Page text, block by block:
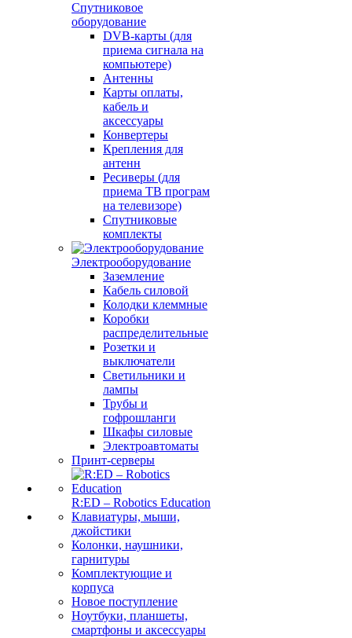
Спутниковое
оборудование
DVB-карты (для
приема сигнала на
компьютере)
Антенны
Карты оплаты,
кабель и
аксессуары
Конвертеры
Крепления для
антенн
Ресиверы (для
приема ТВ програм
на телевизоре)
Спутниковые
комплекты
Электрооборудование
Заземление
Кабель силовой
Колодки клеммные
Коробки
распределительные
Розетки и
выключатели
Светильники и
лампы
Трубы и
гофрошланги
Шкафы силовые
Электроавтоматы
Принт-серверы
R:ED – Robotics Education
Клавиатуры, мыши,
джойстики
Колонки, наушники,
гарнитуры
Комплектующие и
корпуса
Новое поступление
Ноутбуки, планшеты,
смартфоны и аксессуары